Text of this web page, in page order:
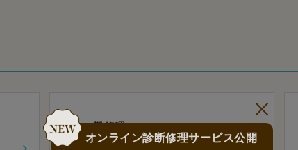
オンライン診断修理サービス公開
靴修理
靴底の修理 靴上部の修理
靴